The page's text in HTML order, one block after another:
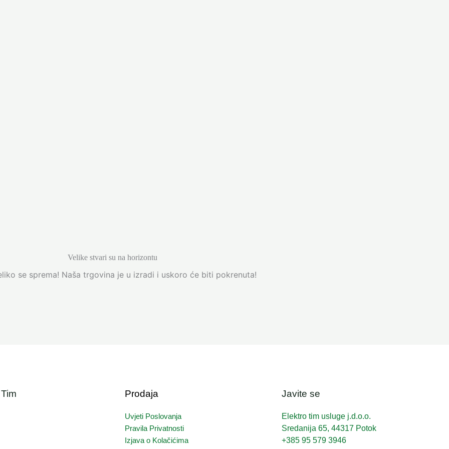
Velike stvari su na horizontu
se sprema! Naša trgovina je u izradi i uskoro će biti pokrenuta!
Prodaja
Uvjeti Poslovanja
Pravila Privatnosti
Izjava o Kolačićima
Javite se
Elektro tim usluge j.d.o.o.
Sredanija 65, 44317 Potok
+385 95 579 3946